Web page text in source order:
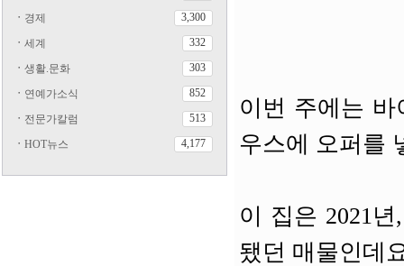
ㆍ 경제 3,300
ㆍ 세계 332
ㆍ 생활.문화 303
ㆍ 연예가소식 852
ㆍ 전문가칼럼 513
ㆍ HOT뉴스 4,177
이번 주에는
우스에 오퍼를
이 집은 2021
됐던 매물인데